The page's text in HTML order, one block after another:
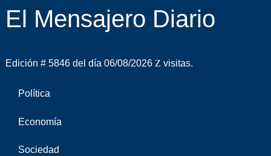
El Mensajero Diario
Edición # 5846 del día 06/08/2026 visitas.
Política
Economía
Sociedad